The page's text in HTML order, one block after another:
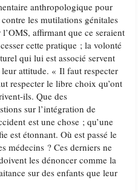
anthropologique pour
les mutilations génitales
affirmant que ce seraient
cette pratique ; la volonté
qui lui est associé servent
attitude. « Il faut respecter
respecter le libre choix qu’ont
ils. Que des
sur l’intégration de
est une chose ; qu’une
est étonnant. Où est passé le
médecins ? Ces derniers ne
les dénoncer comme la
sur des enfants que leur